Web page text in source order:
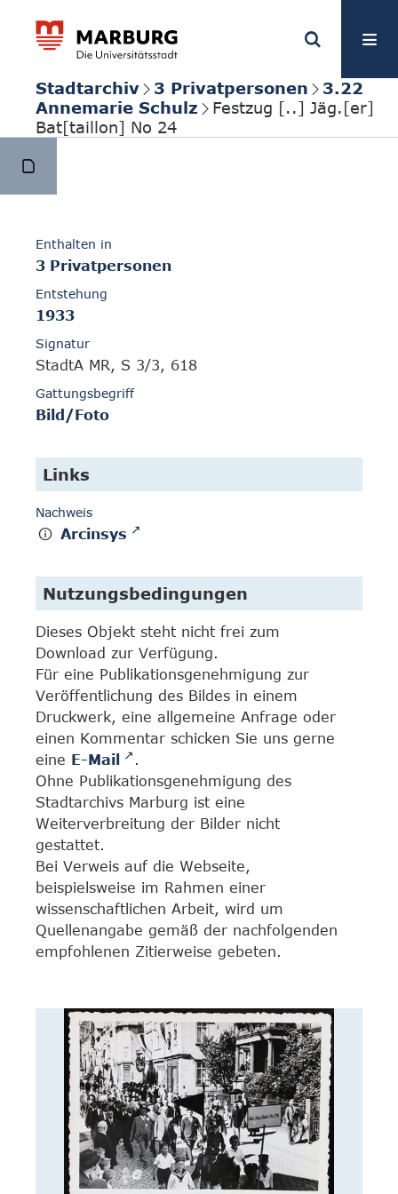
Stadtarchiv 3 Privatpersonen
3.22
Annemarie Schulz
Festzug [..] Jäg.[er]
Bat[taillon] No 24
Enthalten in
3 Privatpersonen
Entstehung
1933
Signatur
StadtA MR, S 3/3, 618
Gattungsbegriff
Bild/Foto
Links
Nachweis
Arcinsys
Nutzungsbedingungen
Dieses Objekt steht nicht frei zum
Download zur Verfügung.
Für eine Publikationsgenehmigung zur
Veröffentlichung des Bildes in einem
Druckwerk, eine allgemeine Anfrage oder
einen Kommentar schicken Sie uns gerne
eine E-Mail
.
Ohne Publikationsgenehmigung des
Stadtarchivs Marburg ist eine
Weiterverbreitung der Bilder nicht
gestattet.
Bei Verweis auf die Webseite,
beispielsweise im Rahmen einer
wissenschaftlichen Arbeit, wird um
Quellenangabe gemäß der nachfolgenden
empfohlenen Zitierweise gebeten.